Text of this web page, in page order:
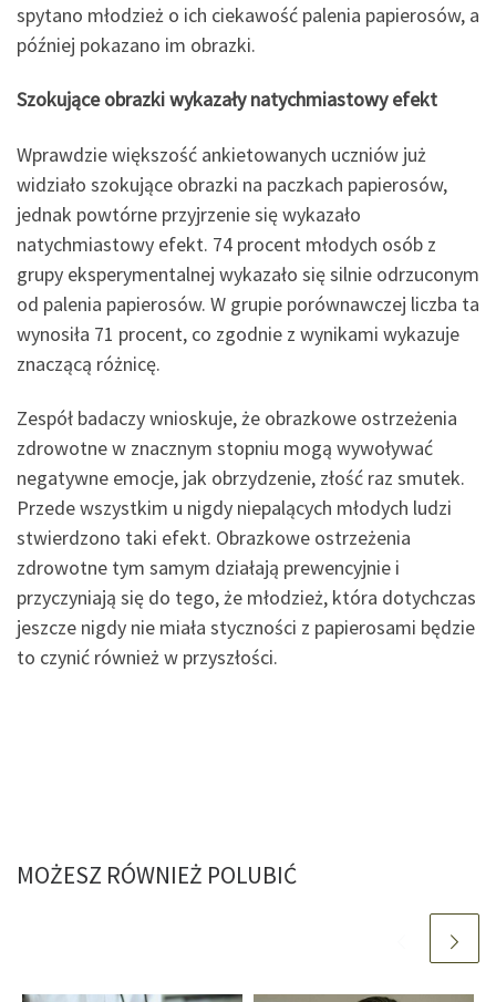
spytano młodzież o ich ciekawość palenia papierosów, a
później pokazano im obrazki.
Szokujące obrazki wykazały natychmiastowy efekt
Wprawdzie większość ankietowanych uczniów już
widziało szokujące obrazki na paczkach papierosów,
jednak powtórne przyjrzenie się wykazało
natychmiastowy efekt. 74 procent młodych osób z
grupy eksperymentalnej wykazało się silnie odrzuconym
od palenia papierosów. W grupie porównawczej liczba ta
wynosiła 71 procent, co zgodnie z wynikami wykazuje
znaczącą różnicę.
Zespół badaczy wnioskuje, że obrazkowe ostrzeżenia
zdrowotne w znacznym stopniu mogą wywoływać
negatywne emocje, jak obrzydzenie, złość raz smutek.
Przede wszystkim u nigdy niepalących młodych ludzi
stwierdzono taki efekt. Obrazkowe ostrzeżenia
zdrowotne tym samym działają prewencyjnie i
przyczyniają się do tego, że młodzież, która dotychczas
jeszcze nigdy nie miała styczności z papierosami będzie
to czynić również w przyszłości.
MOŻESZ RÓWNIEŻ POLUBIĆ